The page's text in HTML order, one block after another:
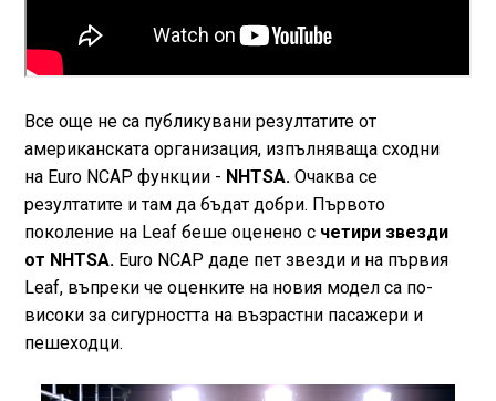
Все още не са публикувани резултатите от
американската организация, изпълняваща сходни
на Euro NCAP функции - NHTSA.Очаква се
резултатите и там да бъдат добри. Първото
поколение на Leaf беше оценено с четири звезди
от NHTSA.Euro NCAP даде пет звезди и на първия
Leaf, въпреки че оценките на новия модел са по-
високи за сигурността на възрастни пасажери и
пешеходци.